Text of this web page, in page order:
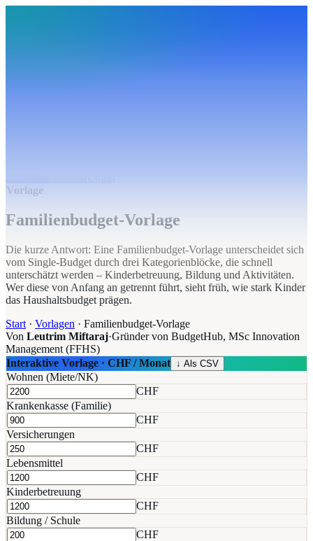
Vorlage
Familienbudget-Vorlage
Die kurze Antwort: Eine Familienbudget-Vorlage unterscheidet sich
vom Single-Budget durch drei Kategorienblöcke, die schnell
unterschätzt werden – Kinderbetreuung, Bildung und Aktivitäten.
Wer diese von Anfang an getrennt führt, sieht früh, wie stark Kinder
das Haushaltsbudget prägen.
Start · Vorlagen · Familienbudget-Vorlage
Von Leutrim Miftaraj·Gründer von BudgetHub, MSc Innovation
Management (FFHS)
Interaktive Vorlage · CHF / Monat ↓ Als CSV
Wohnen (Miete/NK)
CHF
Krankenkasse (Familie)
CHF
Versicherungen
CHF
Lebensmittel
CHF
Kinderbetreuung
CHF
Bildung / Schule
CHF